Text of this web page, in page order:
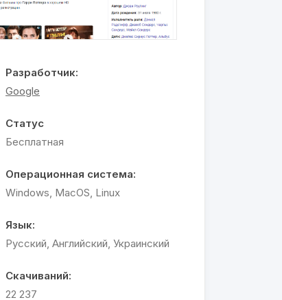
Разработчик:
Google
Статус
Бесплатная
Операционная система:
Windows, MacOS, Linux
Язык:
Русский, Английский, Украинский
Скачиваний:
22 237